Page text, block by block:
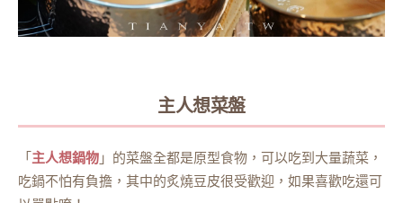
主人想菜盤
「主人想鍋物 」的菜盤全都是原型食物，可以吃到大量蔬菜，
吃鍋不怕有負擔，其中的炙燒豆皮很受歡迎，如果喜歡吃還可